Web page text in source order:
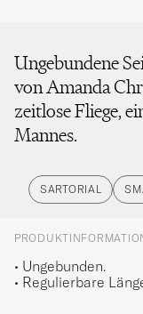
Ungebundene
von Amanda
zeitlose Fliege,
Mannes.
SARTORIAL
• Ungebunden.
• Regulierbare